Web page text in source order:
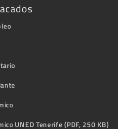
UNED Tenerife (PDF, 250 KB)